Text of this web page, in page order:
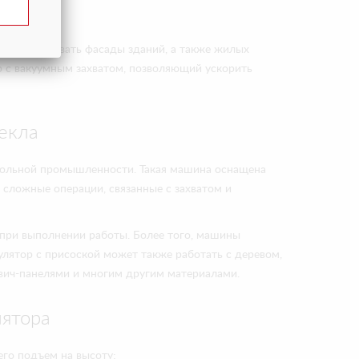
обустраивать фасады зданий, а также жилых
с вакуумным захватом, позволяющий ускорить
промышленности. Такая машина оснащена
операции, связанные с захватом и
выполнении работы. Более того, машины
с присоской может также работать с деревом,
панелями и многим другим материалами.
подъем на высоту;